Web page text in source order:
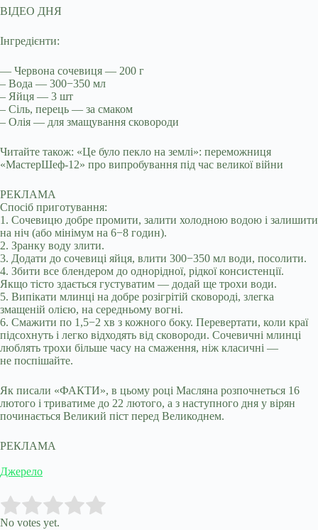
ВІДЕО ДНЯ
Інгредієнти:
— Червона сочевиця — 200 г
– Вода — 300−350 мл
– Яйця — 3 шт
– Сіль, перець — за смаком
– Олія — для змащування сковороди
Читайте також: «Це було пекло на землі»: переможниця
«МастерШеф-12» про випробування під час великої війни
РЕКЛАМА
Спосіб приготування:
1. Сочевицю добре промити, залити холодною водою і залишити
на ніч (або мінімум на 6−8 годин).
2. Зранку воду злити.
3. Додати до сочевиці яйця, влити 300−350 мл води, посолити.
4. Збити все блендером до однорідної, рідкої консистенції.
Якщо тісто здається густуватим — додай ще трохи води.
5. Випікати млинці на добре розігрітій сковороді, злегка
змащеній олією, на середньому вогні.
6. Смажити по 1,5−2 хв з кожного боку. Перевертати, коли краї
підсохнуть і легко відходять від сковороди. Сочевичні млинці
люблять трохи більше часу на смаження, ніж класичні —
не поспішайте.
Як писали «ФАКТИ», в цьому році Масляна розпочнеться 16
лютого і триватиме до 22 лютого, а з наступного дня у вірян
починається Великий піст перед Великоднем.
РЕКЛАМА
Джерело
Rate this item:
No votes yet.